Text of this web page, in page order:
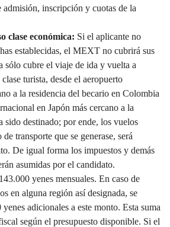
admisión, inscripción y cuotas de la
clase económica: Si el aplicante no
establecidas, el MEXT no cubrirá sus
sólo cubre el viaje de ida y vuelta a
turista, desde el aeropuerto
a la residencia del becario en Colombia
en Japón más cercano a la
sido destinado; por ende, los vuelos
transporte que se generase, será
De igual forma los impuestos y demás
asumidas por el candidato.
143.000 yenes mensuales. En caso de
en alguna región así designada, se
adicionales a este monto. Esta suma
según el presupuesto disponible. Si el